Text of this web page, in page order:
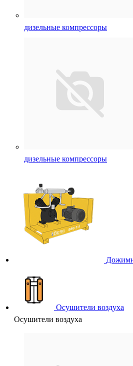
дизельные компрессоры
дизельные компрессоры
Осушители воздуха
Осушители воздуха